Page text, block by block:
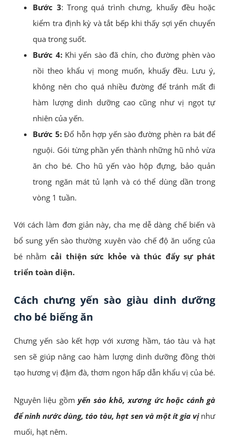
Bước 3: Trong quá trình chưng, khuấy đều hoặc
kiểm tra định kỳ và tắt bếp khi thấy sợi yến chuyển
qua trong suốt.
Bước 4:Khi yến sào đã chín, cho đường phèn vào
nồi theo khẩu vị mong muốn, khuấy đều. Lưu ý,
không nên cho quá nhiều đường để tránh mất đi
hàm lượng dinh dưỡng cao cũng như vị ngọt tự
nhiên của yến.
Bước 5:Đổ hỗn hợp yến sào đường phèn ra bát để
nguội. Gói từng phần yến thành những hũ nhỏ vừa
ăn cho bé. Cho hũ yến vào hộp đựng, bảo quản
trong ngăn mát tủ lạnh và có thể dùng dần trong
vòng 1 tuần.
Với cách làm đơn giản này, cha mẹ dễ dàng chế biến và
bổ sung yến sào thường xuyên vào chế độ ăn uống của
bé nhằmcải thiện sức khỏe và thúc đẩy sự phát
triển toàn diện.
Cách chưng yến sào giàu dinh dưỡng
cho bé biếng ăn
Chưng yến sào kết hợp với xương hầm, táo tàu và hạt
sen sẽ giúp nâng cao hàm lượng dinh dưỡng đồng thời
tạo hương vị đậm đà, thơm ngon hấp dẫn khẩu vị của bé.
Nguyên liệu gồm yến sào khô, xương ức hoặc cánh gà
để ninh nước dùng, táo tàu, hạt sen và một ít gia vịnhư
muối, hạt nêm.